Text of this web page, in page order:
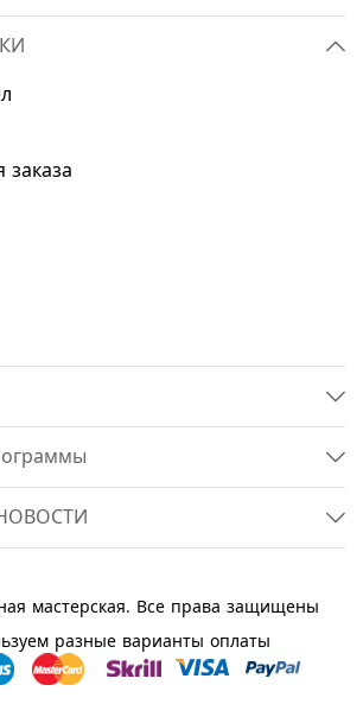
заказа
мастерская. Все права защищены
разные варианты оплаты